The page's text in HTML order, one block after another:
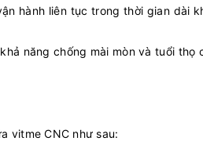
hành liên tục trong thời gian dài
năng chống mài mòn và tuổi thọ
vitme CNC như sau: